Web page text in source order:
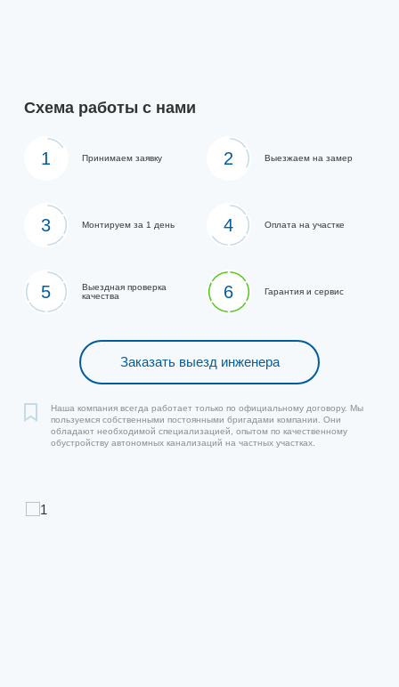
Схема работы с нами
1 Принимаем заявку 2 Выезжаем на замер
3 Монтируем за 1 день 4 Оплата на участке
5
Выездная проверка
качества
6 Гарантия и сервис
Заказать выезд инженера
Наша компания всегда работает только по официальному договору. Мы
пользуемся собственными постоянными бригадами компании. Они
обладают необходимой специализацией, опытом по качественному
обустройству автономных канализаций на частных участках.